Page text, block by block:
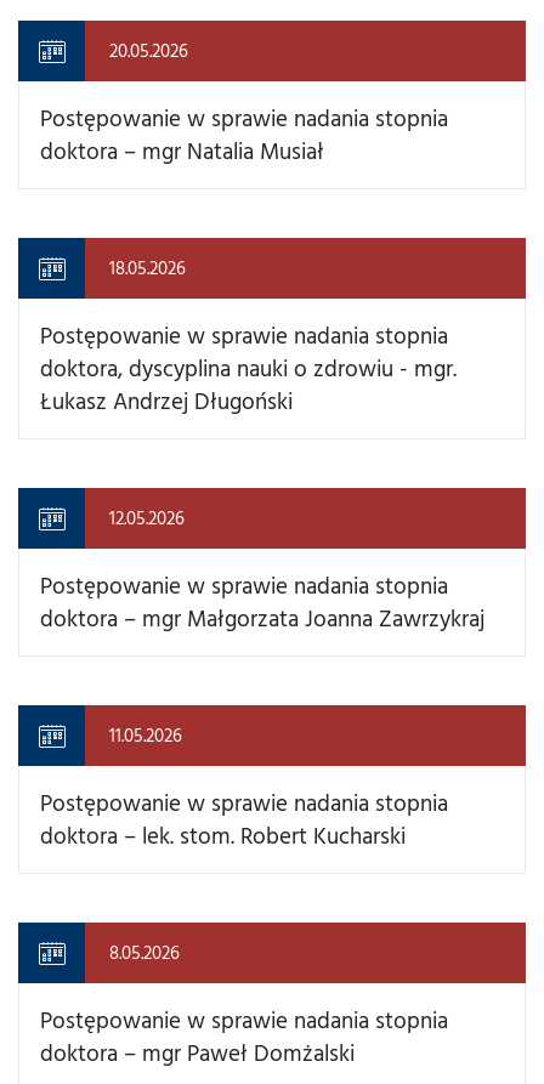
20.05.2026
Postępowanie w sprawie nadania stopnia
doktora – mgr Natalia Musiał
18.05.2026
Postępowanie w sprawie nadania stopnia
doktora, dyscyplina nauki o zdrowiu - mgr.
Łukasz Andrzej Długoński
12.05.2026
Postępowanie w sprawie nadania stopnia
doktora – mgr Małgorzata Joanna Zawrzykraj
11.05.2026
Postępowanie w sprawie nadania stopnia
doktora – lek. stom. Robert Kucharski
8.05.2026
Postępowanie w sprawie nadania stopnia
doktora – mgr Paweł Domżalski